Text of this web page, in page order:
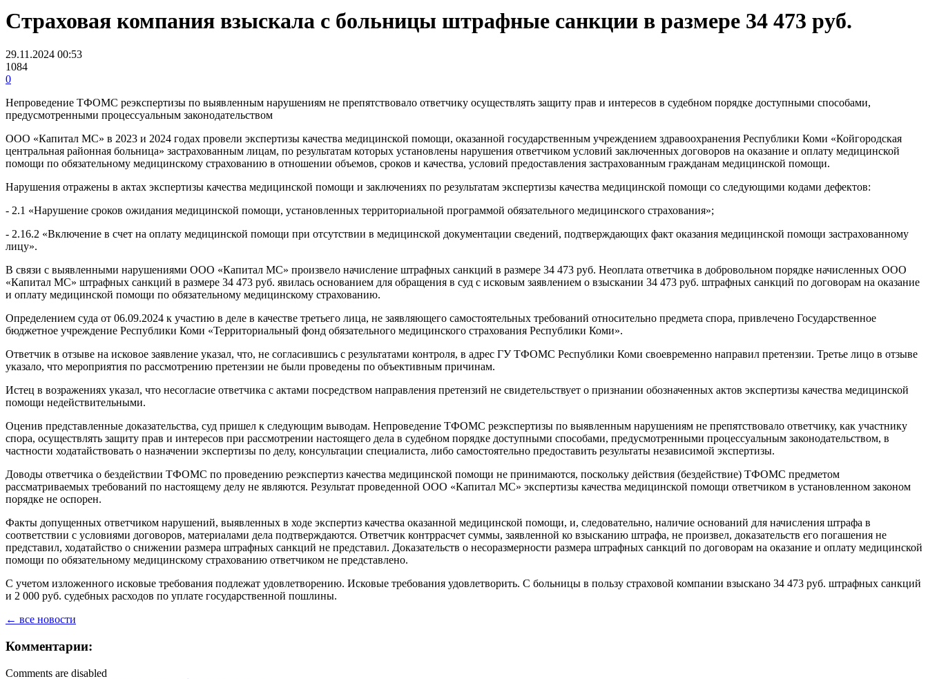
Страховая компания взыскала с больницы штрафные санкции в размере 34 473 руб.
29.11.2024 00:53
1084
0
Непроведение ТФОМС реэкспертизы по выявленным нарушениям не препятствовало ответчику осуществлять защиту прав и интересов в судебном порядке доступными способами,
предусмотренными процессуальным законодательством
ООО «Капитал МС» в 2023 и 2024 годах провели экспертизы качества медицинской помощи, оказанной государственным учреждением здравоохранения Республики Коми «Койгородская
центральная районная больница» застрахованным лицам, по результатам которых установлены нарушения ответчиком условий заключенных договоров на оказание и оплату медицинской
помощи по обязательному медицинскому страхованию в отношении объемов, сроков и качества, условий предоставления застрахованным гражданам медицинской помощи.
Нарушения отражены в актах экспертизы качества медицинской помощи и заключениях по результатам экспертизы качества медицинской помощи со следующими кодами дефектов:
- 2.1 «Нарушение сроков ожидания медицинской помощи, установленных территориальной программой обязательного медицинского страхования»;
- 2.16.2 «Включение в счет на оплату медицинской помощи при отсутствии в медицинской документации сведений, подтверждающих факт оказания медицинской помощи застрахованному
лицу».
В связи с выявленными нарушениями ООО «Капитал МС» произвело начисление штрафных санкций в размере 34 473 руб. Неоплата ответчика в добровольном порядке начисленных ООО
«Капитал МС» штрафных санкций в размере 34 473 руб. явилась основанием для обращения в суд с исковым заявлением о взыскании 34 473 руб. штрафных санкций по договорам на оказание
и оплату медицинской помощи по обязательному медицинскому страхованию.
Определением суда от 06.09.2024 к участию в деле в качестве третьего лица, не заявляющего самостоятельных требований относительно предмета спора, привлечено Государственное
бюджетное учреждение Республики Коми «Территориальный фонд обязательного медицинского страхования Республики Коми».
Ответчик в отзыве на исковое заявление указал, что, не согласившись с результатами контроля, в адрес ГУ ТФОМС Республики Коми своевременно направил претензии. Третье лицо в отзыве
указало, что мероприятия по рассмотрению претензии не были проведены по объективным причинам.
Истец в возражениях указал, что несогласие ответчика с актами посредством направления претензий не свидетельствует о признании обозначенных актов экспертизы качества медицинской
помощи недействительными.
Оценив представленные доказательства, суд пришел к следующим выводам. Непроведение ТФОМС реэкспертизы по выявленным нарушениям не препятствовало ответчику, как участнику
спора, осуществлять защиту прав и интересов при рассмотрении настоящего дела в судебном порядке доступными способами, предусмотренными процессуальным законодательством, в
частности ходатайствовать о назначении экспертизы по делу, консультации специалиста, либо самостоятельно предоставить результаты независимой экспертизы.
Доводы ответчика о бездействии ТФОМС по проведению реэкспертиз качества медицинской помощи не принимаются, поскольку действия (бездействие) ТФОМС предметом
рассматриваемых требований по настоящему делу не являются. Результат проведенной ООО «Капитал МС» экспертизы качества медицинской помощи ответчиком в установленном законом
порядке не оспорен.
Факты допущенных ответчиком нарушений, выявленных в ходе экспертиз качества оказанной медицинской помощи, и, следовательно, наличие оснований для начисления штрафа в
соответствии с условиями договоров, материалами дела подтверждаются. Ответчик контррасчет суммы, заявленной ко взысканию штрафа, не произвел, доказательств его погашения не
представил, ходатайство о снижении размера штрафных санкций не представил. Доказательств о несоразмерности размера штрафных санкций по договорам на оказание и оплату медицинской
помощи по обязательному медицинскому страхованию ответчиком не представлено.
С учетом изложенного исковые требования подлежат удовлетворению. Исковые требования удовлетворить. С больницы в пользу страховой компании взыскано 34 473 руб. штрафных санкций
и 2 000 руб. судебных расходов по уплате государственной пошлины.
← все новости
Комментарии:
Comments are disabled